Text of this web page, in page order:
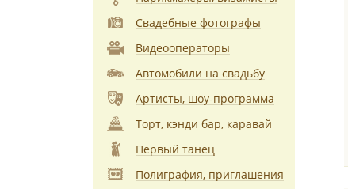
Свадебные фотографы
Видеооператоры
Автомобили на свадьбу
Артисты, шоу-программа
Торт, кэнди бар, каравай
Первый танец
Полиграфия, приглашения